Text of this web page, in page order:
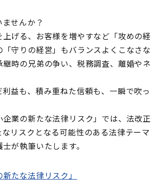
せんか？
げる、お客様を増やすなど「攻めの経
守りの経営」もバランスよくこなさな
時の兄弟の争い、税務調査、離婚やネ
益も、積み重ねた信頼も、一瞬で吹っ
業の新たな法律リスク」では、法改正
リスクとなる可能性のある法律テーマ
が執筆いたします。
たな法律リスク」